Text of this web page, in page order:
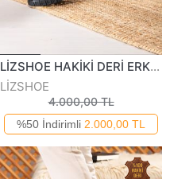
LİZSHOE HAKİKİ DERİ ERKEK GÜNLÜK BOT VYGR 644423K
LİZSHOE
4.000,00 TL
%50 İndirimli 2.000,00 TL